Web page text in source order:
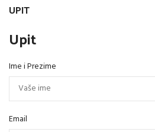
UPIT
Upit
Ime i Prezime
Email